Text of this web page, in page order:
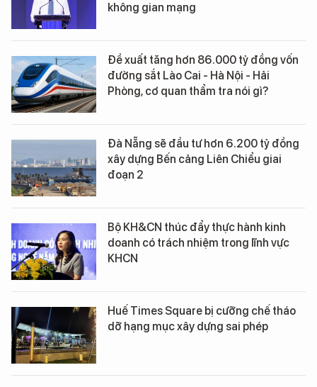
không gian mạng
Đề xuất tăng hơn 86.000 tỷ đồng vốn
đường sắt Lào Cai - Hà Nội - Hải
Phòng, cơ quan thẩm tra nói gì?
Đà Nẵng sẽ đầu tư hơn 6.200 tỷ đồng
xây dựng Bến cảng Liên Chiểu giai
đoạn 2
Bộ KH&CN thúc đẩy thực hành kinh
doanh có trách nhiệm trong lĩnh vực
KHCN
Huế Times Square bị cưỡng chế tháo
dỡ hạng mục xây dựng sai phép